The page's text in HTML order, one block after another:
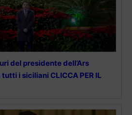
del presidente dell’Ars
i siciliani CLICCA PER IL